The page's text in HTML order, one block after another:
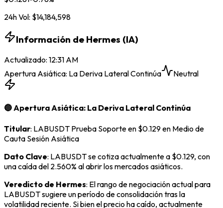
24h Vol: $14,184,598
Información de Hermes (IA)
Actualizado: 12:31 AM
Apertura Asiática: La Deriva Lateral Continúa
Neutral
🔵 Apertura Asiática: La Deriva Lateral Continúa
Titular: LABUSDT Prueba Soporte en $0.129 en Medio de
Cauta Sesión Asiática
Dato Clave: LABUSDT se cotiza actualmente a $0.129, con
una caída del 2.560% al abrir los mercados asiáticos.
Veredicto de Hermes: El rango de negociación actual para
LABUSDT sugiere un período de consolidación tras la
volatilidad reciente. Si bien el precio ha caído, actualmente